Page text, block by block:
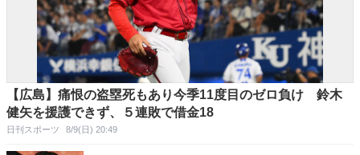
【広島】痛恨の盗塁死もあり今季11度目のゼロ負け 鈴木
健矢を援護できず、５連敗で借金18
日刊スポーツ 8/9(日) 20:49